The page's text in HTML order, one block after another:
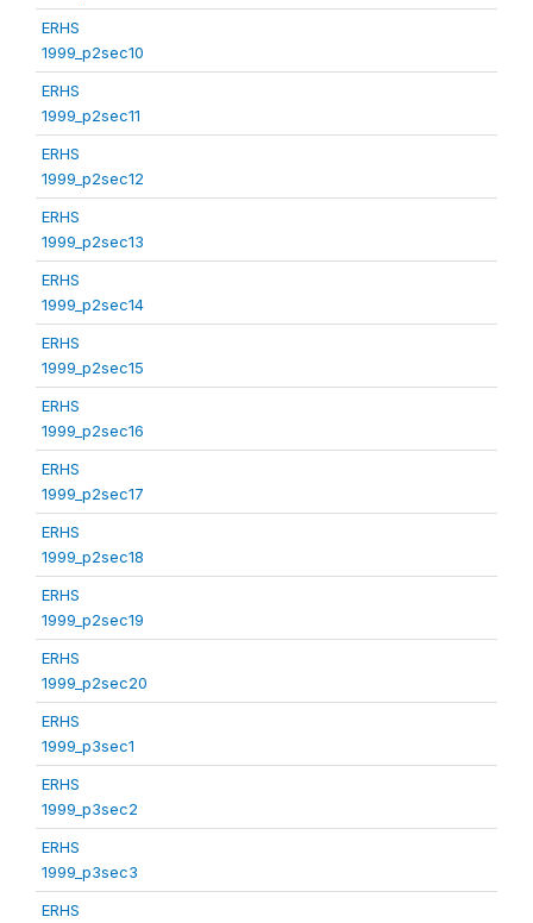
ERHS
1999_p2sec10
ERHS
1999_p2sec11
ERHS
1999_p2sec12
ERHS
1999_p2sec13
ERHS
1999_p2sec14
ERHS
1999_p2sec15
ERHS
1999_p2sec16
ERHS
1999_p2sec17
ERHS
1999_p2sec18
ERHS
1999_p2sec19
ERHS
1999_p2sec20
ERHS
1999_p3sec1
ERHS
1999_p3sec2
ERHS
1999_p3sec3
ERHS